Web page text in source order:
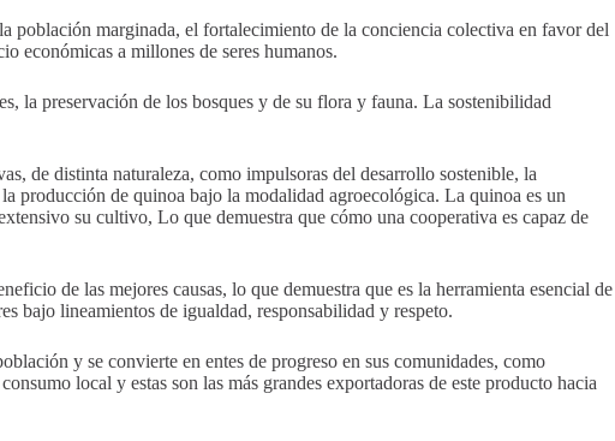
población marginada, el fortalecimiento de la conciencia colectiva en favor del
económicas a millones de seres humanos.
la preservación de los bosques y de su flora y fauna. La sostenibilidad
de distinta naturaleza, como impulsoras del desarrollo sostenible, la
producción de quinoa bajo la modalidad agroecológica. La quinoa es un
su cultivo, Lo que demuestra que cómo una cooperativa es capaz de
de las mejores causas, lo que demuestra que es la herramienta esencial de
bajo lineamientos de igualdad, responsabilidad y respeto.
y se convierte en entes de progreso en sus comunidades, como
local y estas son las más grandes exportadoras de este producto hacia